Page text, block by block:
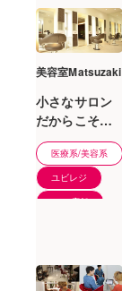
美容室Matsuzaki
小さなサロン
だからこそ、
ユビレジが戦
力となり仕事
に集中できて
います。
医療系/美容系
ユビレジ
1〜5店舗